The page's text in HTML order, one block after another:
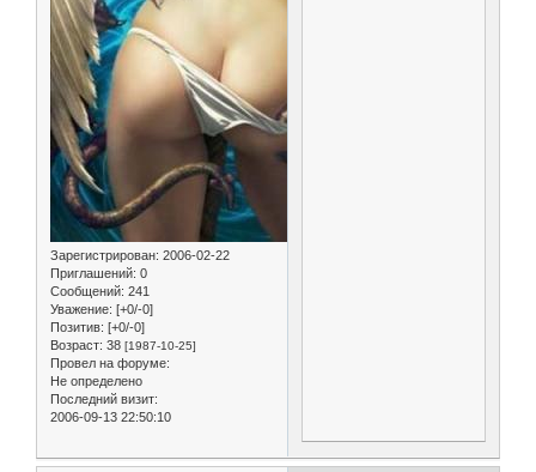
Зарегистрирован: 2006-02-22
Приглашений: 0
Сообщений: 241
Уважение: [+0/-0]
Позитив: [+0/-0]
Возраст: 38 [1987-10-25]
Провел на форуме:
Не определено
Последний визит:
2006-09-13 22:50:10